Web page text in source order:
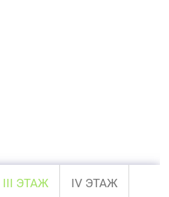
III ЭТАЖ IV ЭТАЖ